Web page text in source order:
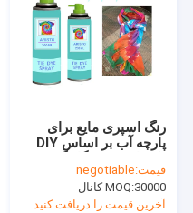
روان کننده های صنعتی
علامت گذاری رنگ اسپری
رنگ بر اساس آب
اسپری ماشین تمیز کردن
رنگ اسپری مایع برای
پارچه آب بر اساس DIY
قیمت:negotiable
MOQ:30000 کانال
آخرین قیمت را دریافت کنید